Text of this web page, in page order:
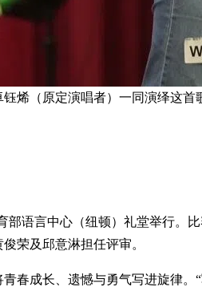
烯（原定演唱者）一同演绎这首
语言中心（纽顿）礼堂举行。
荣及邱意淋担任评审。
春成长、遗憾与勇气写进旋律